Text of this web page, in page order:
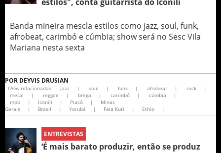
Banda mineira mescla estilos como jazz, soul, funk,
afrobeat, carimbó e cúmbia; show será no Sesc Vila
Mariana nesta sexta
POR DEYVIS DRUSIAN
TAGs relacionadas jazz | soul | funk | afrobeat | rock
|
metal
| reggae | brega | carimbó | cúmbia
|
mpb
| Iconili | Piacó |
Minas
Gerais
| Brasil | Yorubá | Fela Kuti | Ethio |
ENTREVISTAS
‘É mais barato produzir, então se produz